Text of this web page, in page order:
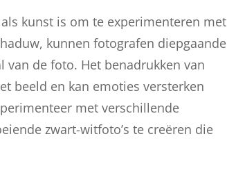
kunst is om te experimenteren met
kunnen fotografen diepgaande
de foto. Het benadrukken van
beeld en kan emoties versterken
met verschillende
zwart-witfoto’s te creëren die